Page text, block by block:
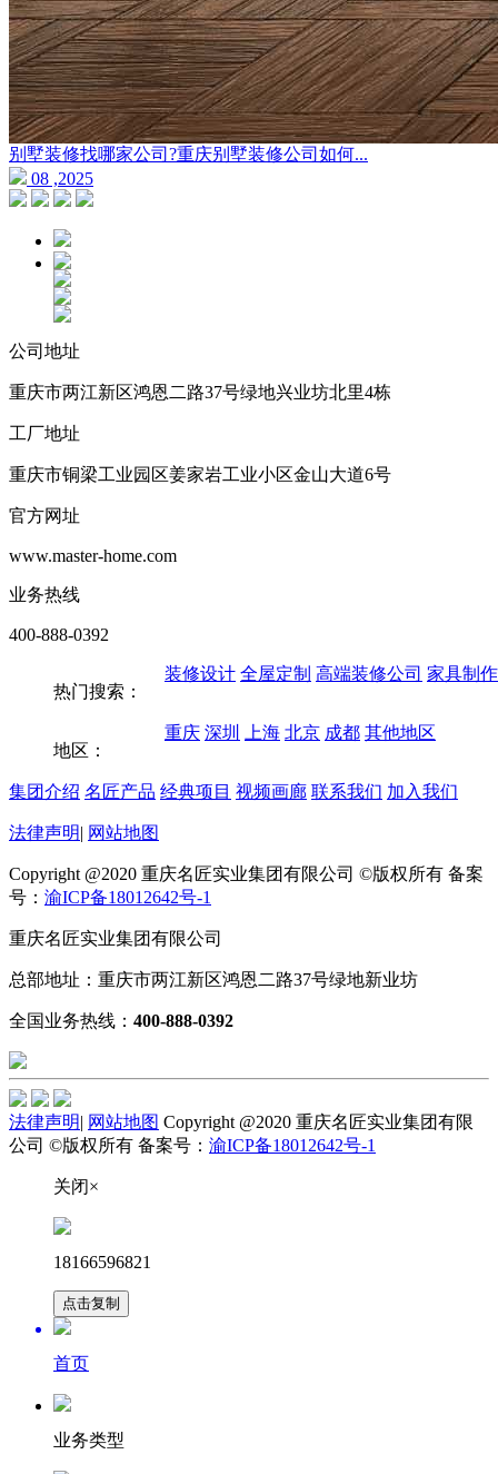
别墅装修找哪家公司?重庆别墅装修公司如何...
08 ,2025
公司地址
重庆市两江新区鸿恩二路37号绿地兴业坊北里4栋
工厂地址
重庆市铜梁工业园区姜家岩工业小区金山大道6号
官方网址
www.master-home.com
业务热线
400-888-0392
热门搜索：
装修设计 全屋定制 高端装修公司 家具制
地区：
重庆 深圳 上海 北京 成都 其他地区
集团介绍 名匠产品 经典项目 视频画廊 联系我们 加入我们
法律声明| 网站地图
Copyright @2020 重庆名匠实业集团有限公司 ©版权所有 备案
号： 渝ICP备18012642号-1
重庆名匠实业集团有限公司
总部地址：重庆市两江新区鸿恩二路37号绿地新业坊
全国业务热线： 400-888-0392
法律声明| 网站地图 Copyright @2020 重庆名匠实业集团有限
公司 ©版权所有 备案号： 渝ICP备18012642号-1
关闭×
18166596821
点击复制
首页
业务类型